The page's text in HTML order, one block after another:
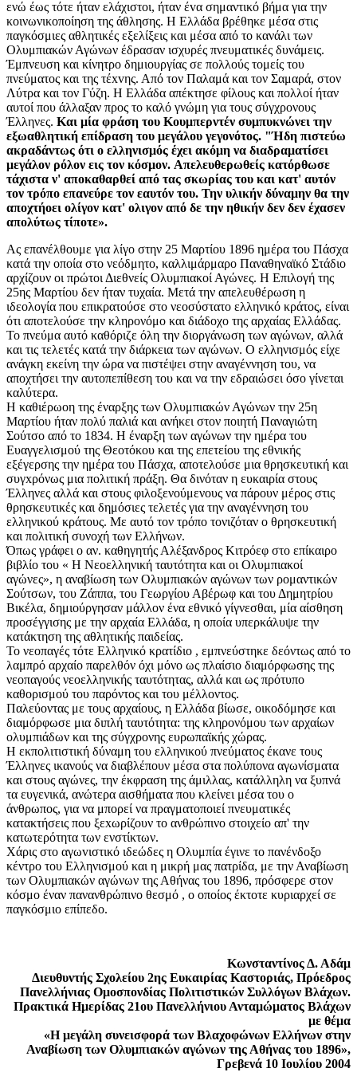
ενώ έως τότε ήταν ελάχιστoι, ήταν έvα σημαντικό βήμα για την
κοινωνικοποίηση της άθλησης. Η Eλλάδα βρέθηκε μέσα στις
παγκόσμιες αθλητικές εξελίξεις και μέσα από το κανάλι των
Oλυμπιακών Αγώνων έδρασαν ισχυρές πνευματικές δυνάμεις.
Έμπνευση και κίνητρο δημιουργίας σε πολλούς τομείς του
πνεύματος και της τέxvης. Από τον Παλαμά και τον Σαμαρά, στον
Λύτρα και τον Γύζη. Η Ελλάδα απέκτησε φίλους και πολλοί ήταν
αυτοί που άλλαξαν προς το καλό γνώμη για τους σύγχρονους
Έλληνες. Και μία φράση του Κουμπερντέν συμπυκνώνει την
εξωαθλητική επίδραση του μεγάλoυ γεγονότος. "Ήδη πιστεύω
ακραδάντως ότι ο ελληνισμός έχει ακόμη να διαδραματίσει
μεγάλον ρόλον εις τον κόσμον. Aπελευθερωθείς κατόρθωσε
τάχιστα ν' αποκαθαρθεί από τας σκωρίας του και κατ' αυτόν
τον τρόπο επανεύρε τον εαυτόν του. Την υλικήν δύναμην θα την
αποχτήοει ολίγον κατ' ολιγον από δε την ηθικήν δεν δεν έχασεν
απολύτως τίποτε».
Ας επανέλθουμε για λίγο στην 25 Μαρτίου 1896 ημέρα του Πάσχα
κατά την οποία στο νεόδμητο, καλλιμάρμαρo Παναθηναϊκό Στάδιο
αρχίζουν οι πρώτοι Διεθνείς Ολυμπιακοί Αγώνες. Η Επιλογή της
25ης Μαρτίου δεν ήταν τυχαία. Μετά την απελευθέρωση η
ιδεολογία που επικρατούσε στο νεοσύστατo ελληνικό κράτος, είναι
ότι αποτελούσε την κληρονόμο και διάδoχo της αρχαίας Ελλάδας.
Το πνεύμα αυτό καθόριζε όλη την διοργάνωση των αγώνων, αλλά
και τις τελετές κατά την διάρκεια των αγώνων. Ο ελληνισμός είχε
ανάγκη εκείνη την ώρα να πιστέψει στην αναγέννηση του, να
αποχτήσει την αυτοπεπίθεση του και να την εδραιώσει όσο γίνεται
καλύτερα.
Η καθιέρωoη της έναρξης των Ολυμπιακών Αγώνων την 25η
Μαρτίου ήταν πολύ παλιά και ανήκει στον ποιητή Παναγιώτη
Σούτσο από το 1834. Η έναρξη των αγώνων την ημέρα του
Ευαγγελισμού της Θεοτόκου και της επετείoυ της εθνικής
εξέγερσης την ημέρα του Πάσχα, αποτελούσε μια θρησκευτική και
συγxρόνως μια πολιτική πράξη. Θα δινόταν η ευκαιρία στους
Έλληνες αλλά και στους φιλοξενούμενους να πάρουν μέρος στις
θρησκευτικές και δημόσιες τελετές για την αναγέννηση του
ελληνικού κράτους. Με αυτό τον τρόπο τονιζόταν ο θρησκευτική
και πολιτική συνοχή των Ελλήνων.
Όπως γράφει ο αν. καθηγητής Αλέξανδρος Κιτρόεφ στο επίκαιρο
βιβλίο του « Η Νεοελληνική ταυτότητα και οι Ολυμπιακοί
αγώνες», η αναβίωση των Ολυμπιακών αγώνων των ρομαντικών
Σούτσων, του Ζάππα, του Γεωργίου Αβέρωφ και του Δημητρίου
Βικέλα, δημιούργησαν μάλλον ένα εθνικό γίγνεσθαι, μία αίσθηση
προσέγγισης με την αρχαία Ελλάδα, η οποία υπερκάλυψε την
κατάκτηση της αθλητικής παιδείας.
Το νεοπαγές τότε Ελληνικό κρατίδιο , εμπνεύστηκε δεόντως από το
λαμπρό αρχαίο παρελθόν όχι μόνο ως πλαίσιο διαμόρφωσης της
νεοπαγούς νεοελληνικής ταυτότητας, αλλά και ως πρότυπο
καθορισμού του παρόντος και του μέλλοντος.
Παλεύοντας με τους αρχαίους, η Ελλάδα βίωσε, οικοδόμησε και
διαμόρφωσε μια διπλή ταυτότητα: της κληρονόμου των αρχαίων
ολυμπιάδων και της σύγχρονης ευρωπαϊκής χώρας.
Η εκπολιτιστική δύναμη του ελληνικού πνεύματoς έκανε τους
Έλληνες ικανούς να διαβλέπoυν μέσα στα πολύπονα αγωνίσματα
και στους αγώνες, την έκφραση της άμιλλας, κατάλληλη να ξυπνά
τα ευγενικά, ανώτερα αισθήματα που κλείνει μέσα του ο
άνθρωπος, για να μπορεί να πραγματοποιεί πνευματικές
κατακτήσεις που ξεxωρίζουν το ανθρώπινο στοιχείο απ' την
κατωτερότητα των ενστίκτων.
Χάρις στο αγωvιστικό ιδεώδες η Ολυμπία έγινε το πανένδοξο
κέντρο του Ελληνισμού και η μικρή μας πατρίδα, με την Αναβίωση
των Ολυμπιακών αγώνων της Αθήνας του 1896, πρόσφερε στον
κόσμο έναν πανανθρώπινο θεσμό , ο οποίος έκτοτε κυριαρχεί σε
παγκόσμιο επίπεδο.
Κωνσταντίνος Δ. Αδάμ
Διευθυντής Σχολείου 2ης Ευκαιρίας Καστοριάς, Πρόεδρος
Πανελλήνιας Ομοσπονδίας Πολιτιστικών Συλλόγων Βλάχων.
Πρακτικά Ημερίδας 21ου Πανελλήνιου Ανταμώματος Βλάχων
με θέμα
«Η μεγάλη συνεισφορά των Βλαχοφώνων Ελλήνων στην
Αναβίωση των Ολυμπιακών αγώνων της Αθήνας του 1896»,
Γρεβενά 10 Ιουλίου 2004